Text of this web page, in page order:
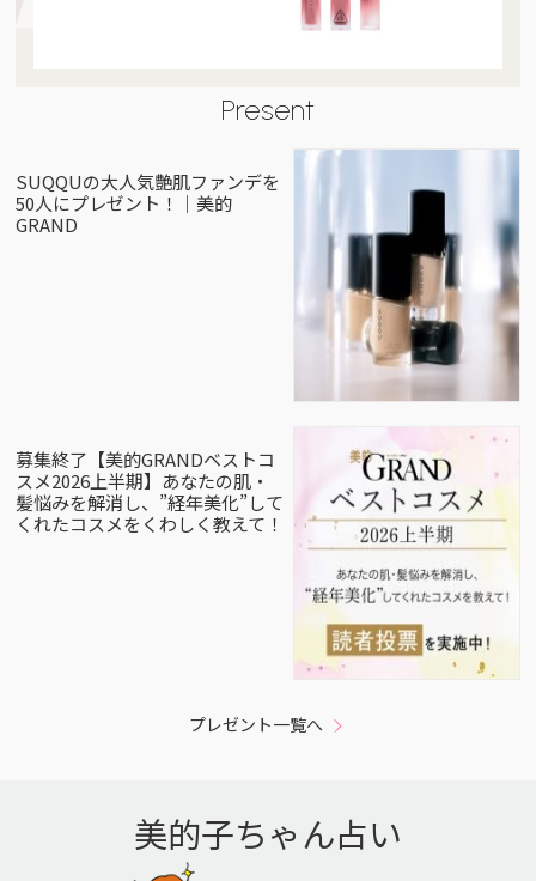
Present
SUQQUの大人気艶肌ファンデを
50人にプレゼント！｜美的
GRAND
募集終了【美的GRANDベストコ
スメ2026上半期】あなたの肌・
髪悩みを解消し、”経年美化”して
くれたコスメをくわしく教えて！
プレゼント一覧へ
美的子ちゃん占い